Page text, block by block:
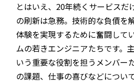
とはいえ、20年続くサービスだ
の刷新は急務。技術的な負債を
体験を実現するために奮闘して
ムの若きエンジニアたちです。
いう重要な役割を担うメンバー
の課題、仕事の喜びなどについ